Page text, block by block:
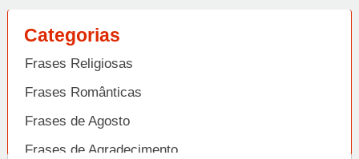
Categorias
Frases Religiosas
Frases Românticas
Frases de Agosto
Frases de Agradecimento